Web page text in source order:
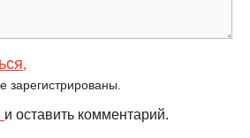
,
зарегистрированы.
и оставить комментарий.